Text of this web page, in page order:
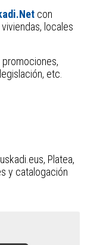
con
locales
etc.
Platea,
y catalogación